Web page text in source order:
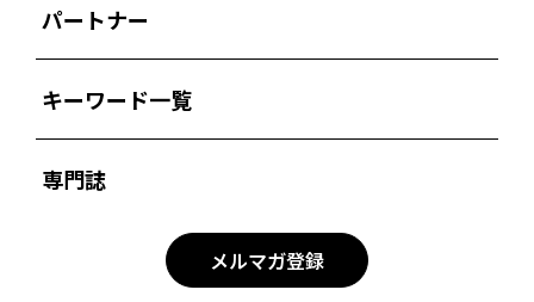
パートナー
キーワード一覧
専門誌
メルマガ登録